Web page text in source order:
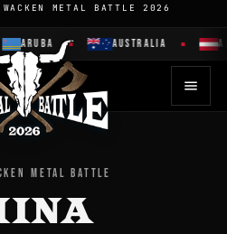
METAL BATTLE 2026
ARUBA AUSTRALIA
METAL BATTLE